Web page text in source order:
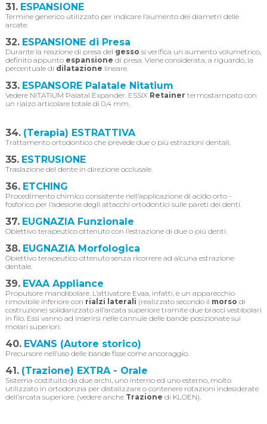
31. ESPANSIONE
Termine generico utilizzato per indicare l’aumento dei diametri delle
arcate.
32. ESPANSIONE di Presa
Durante la reazione di presa del gesso si verifica un aumento volumetrico,
definito appunto espansione di presa. Viene considerata, a riguardo, la
percentuale di dilatazione lineare.
33. ESPANSORE Palatale Nitatium
Vedere NITATIUM Palatal Expander. ESSIX Retainer termostampato con
un rialzo articolare totale di 0,4 mm.
34. (Terapia) ESTRATTIVA
Trattamento ortodontico che prevede due o più estrazioni dentali.
35. ESTRUSIONE
Traslazione del dente in direzione occlusale.
36. ETCHING
Procedimento chimico consistente nell’applicazione di acido orto -
fosforico per l’adesione degli attacchi ortodontici sulle pareti dei denti.
37. EUGNAZIA Funzionale
Obiettivo terapeutico ottenuto con l’estrazione di due o più denti.
38. EUGNAZIA Morfologica
Obiettivo terapeutico ottenuto senza ricorrere ad alcuna estrazione
dentale.
39. EVAA Appliance
Propulsore mandibolare. L’attivatore Evaa, infatti, è un apparecchio
rimovibile inferiore con rialzi laterali (realizzato secondo il morso di
costruzione) solidarizzato all’arcata superiore tramite due bracci vestibolari
in filo. Essi vanno ad inserirsi nelle cannule delle bande posizionate sui
molari superiori.
40. EVANS (Autore storico)
Precursore nell’uso delle bande fisse come ancoraggio.
41. (Trazione) EXTRA - Orale
Sistema costituito da due archi, uno interno ed uno esterno, molto
utilizzato in ortodonzia per distalizzare o contenere rotazioni indesiderate
dell’arcata superiore. (vedere anche Trazione di KLOEN).